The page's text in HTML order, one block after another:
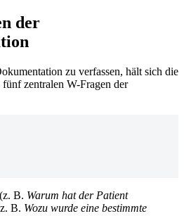
der
zu verfassen, hält sich die
zentralen W-Fragen der
B. Warum hat der Patient
B. Wozu wurde eine bestimmte